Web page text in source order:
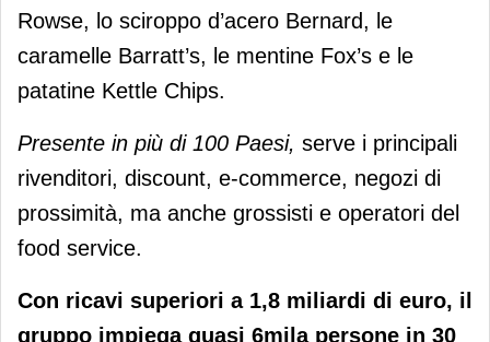
Rowse, lo sciroppo d’acero Bernard, le
caramelle Barratt’s, le mentine Fox’s e le
patatine Kettle Chips.
Presente in più di 100 Paesi, serve i principali
rivenditori, discount, e-commerce, negozi di
prossimità, ma anche grossisti e operatori del
food service.
Con ricavi superiori a 1,8 miliardi di euro, il
gruppo impiega quasi 6mila persone in 30